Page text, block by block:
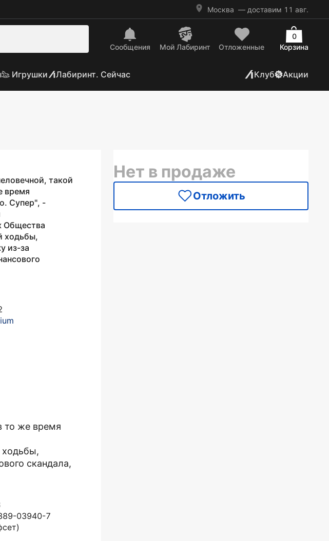
Москва — доставим 11 авг.
Сообщения Mой Лабиринт Отложенные Корзина
0
Игрушки Лабиринт. Сейчас Клуб Акции
такой
время
Супер", -
Общества
ходьбы,
из-за
то же время
ходьбы,
скандала,
03940-7
Нет в продаже
Отложить